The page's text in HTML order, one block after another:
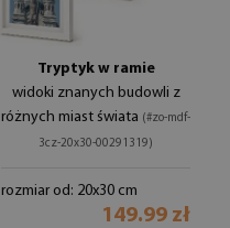
Tryptyk w ramie
widoki znanych budowli z
różnych miast świata (#zo-mdf-
3cz-20x30-00291319)
rozmiar od: 20x30 cm
149.99 zł